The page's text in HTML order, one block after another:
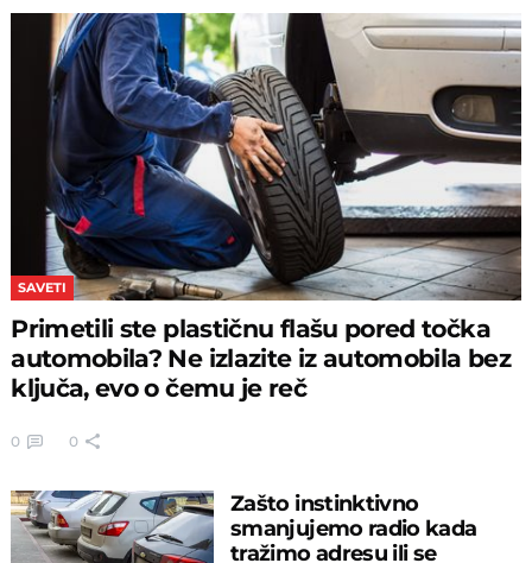
SAVETI
Primetili ste plastičnu flašu pored točka
automobila? Ne izlazite iz automobila bez
ključa, evo o čemu je reč
0 0
Zašto instinktivno
smanjujemo radio kada
tražimo adresu ili se